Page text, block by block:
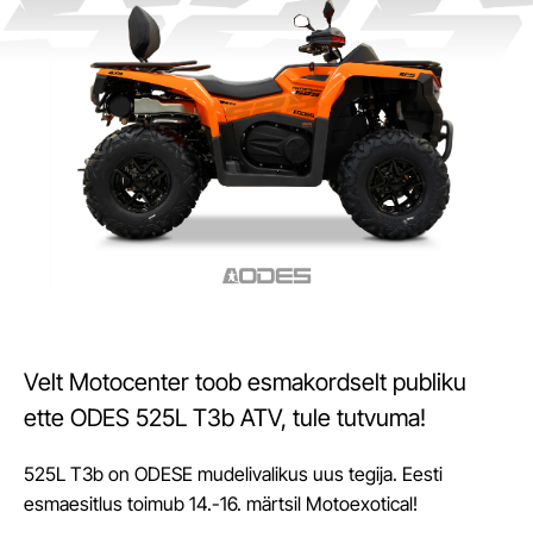
Velt Motocenter toob esmakordselt publiku
ette ODES 525L T3b ATV, tule tutvuma!
525L T3b on ODESE mudelivalikus uus tegija. Eesti
esmaesitlus toimub 14.-16. märtsil Motoexotical!